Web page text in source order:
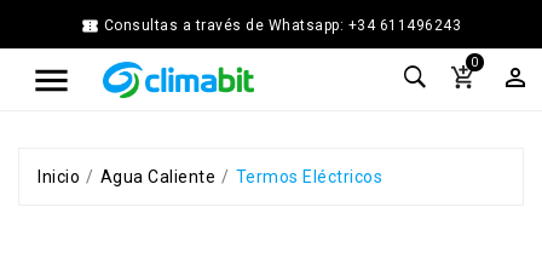
 Consultas a través de Whatsapp: +34 611496243

Home
Agua
Chimenea

0

Inicio Agua Caliente Termos Eléctricos